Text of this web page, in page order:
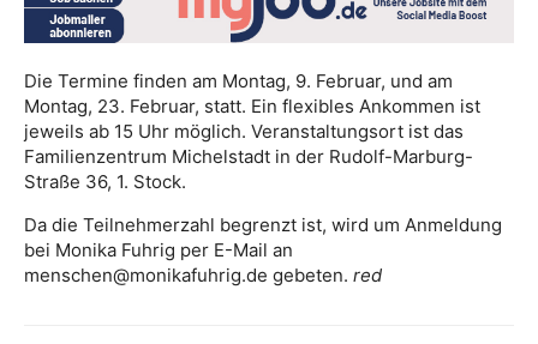
Die Termine finden am Montag, 9. Februar, und am
Montag, 23. Februar, statt. Ein flexibles Ankommen ist
jeweils ab 15 Uhr möglich. Veranstaltungsort ist das
Familienzentrum Michelstadt in der Rudolf-Marburg-
Straße 36, 1. Stock.
Da die Teilnehmerzahl begrenzt ist, wird um Anmeldung
bei Monika Fuhrig per E-Mail an
menschen@monikafuhrig.de gebeten. red